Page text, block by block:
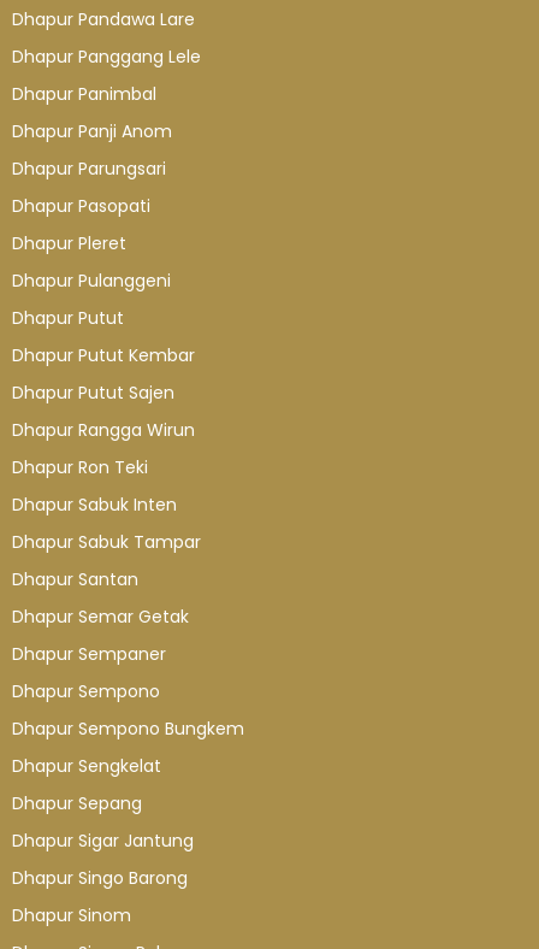
Dhapur Pandawa Lare
Dhapur Panggang Lele
Dhapur Panimbal
Dhapur Panji Anom
Dhapur Parungsari
Dhapur Pasopati
Dhapur Pleret
Dhapur Pulanggeni
Dhapur Putut
Dhapur Putut Kembar
Dhapur Putut Sajen
Dhapur Rangga Wirun
Dhapur Ron Teki
Dhapur Sabuk Inten
Dhapur Sabuk Tampar
Dhapur Santan
Dhapur Semar Getak
Dhapur Sempaner
Dhapur Sempono
Dhapur Sempono Bungkem
Dhapur Sengkelat
Dhapur Sepang
Dhapur Sigar Jantung
Dhapur Singo Barong
Dhapur Sinom